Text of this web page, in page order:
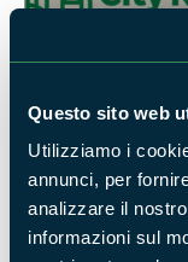
Questo sito web
Utilizziamo i
annunci, per
analizzare il
informazioni sul
City Nature
APPUNTAMENTI